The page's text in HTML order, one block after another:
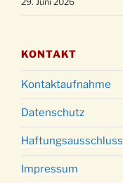
KONTAKT
Kontaktaufnahme
Datenschutz
Haftungsausschluss
Impressum